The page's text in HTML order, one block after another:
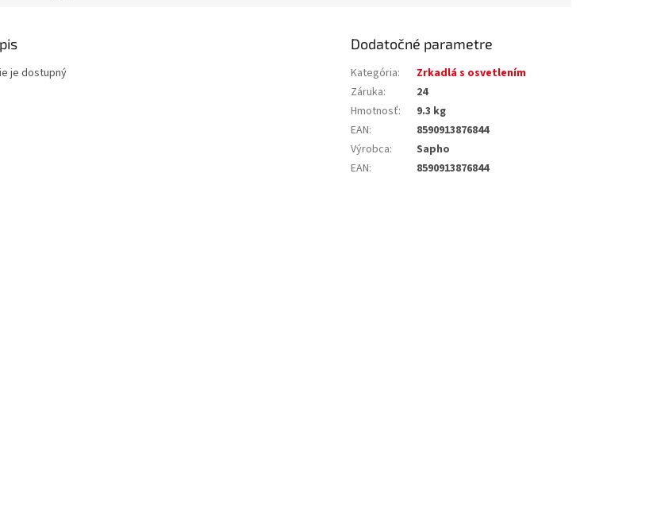
je dostupný
Dodatočné parametre
Kategória:
Zrkadlá s osvetlením
Záruka:
24
Hmotnosť:
9.3 kg
EAN:
8590913876844
Výrobca:
Sapho
EAN: 8590913876844